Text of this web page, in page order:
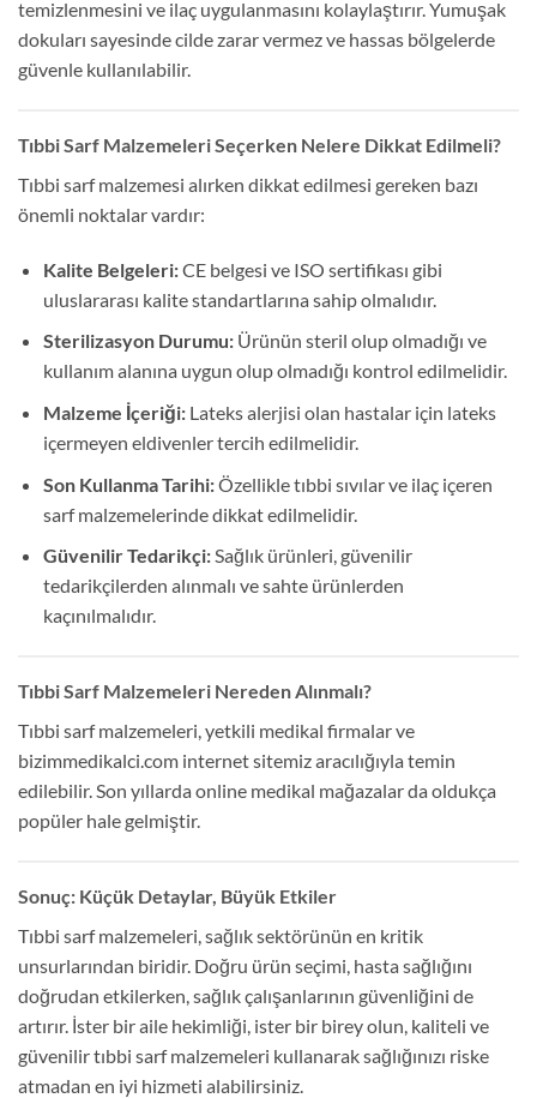
temizlenmesini ve ilaç uygulanmasını kolaylaştırır. Yumuşak
dokuları sayesinde cilde zarar vermez ve hassas bölgelerde
güvenle kullanılabilir.
Tıbbi Sarf Malzemeleri Seçerken Nelere Dikkat Edilmeli?
Tıbbi sarf malzemesi alırken dikkat edilmesi gereken bazı
önemli noktalar vardır:
Kalite Belgeleri:CE belgesi ve ISO sertifikası gibi
uluslararası kalite standartlarına sahip olmalıdır.
Sterilizasyon Durumu:Ürünün steril olup olmadığı ve
kullanım alanına uygun olup olmadığı kontrol edilmelidir.
Malzeme İçeriği:Lateks alerjisi olan hastalar için lateks
içermeyen eldivenler tercih edilmelidir.
Son Kullanma Tarihi:Özellikle tıbbi sıvılar ve ilaç içeren
sarf malzemelerinde dikkat edilmelidir.
Güvenilir Tedarikçi:Sağlık ürünleri, güvenilir
tedarikçilerden alınmalı ve sahte ürünlerden
kaçınılmalıdır.
Tıbbi Sarf Malzemeleri Nereden Alınmalı?
Tıbbi sarf malzemeleri, yetkili medikal firmalar ve
bizimmedikalci.com internet sitemiz aracılığıyla temin
edilebilir. Son yıllarda online medikal mağazalar da oldukça
popüler hale gelmiştir.
Sonuç: Küçük Detaylar, Büyük Etkiler
Tıbbi sarf malzemeleri, sağlık sektörünün en kritik
unsurlarından biridir. Doğru ürün seçimi, hasta sağlığını
doğrudan etkilerken, sağlık çalışanlarının güvenliğini de
artırır. İster bir aile hekimliği, ister bir birey olun, kaliteli ve
güvenilir tıbbi sarf malzemeleri kullanarak sağlığınızı riske
atmadan en iyi hizmeti alabilirsiniz.